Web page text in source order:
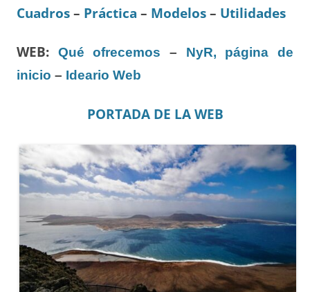
Cuadros – Práctica – Modelos – Utilidades
WEB: Qué ofrecemos – NyR, página de
inicio – Ideario Web
PORTADA DE LA WEB